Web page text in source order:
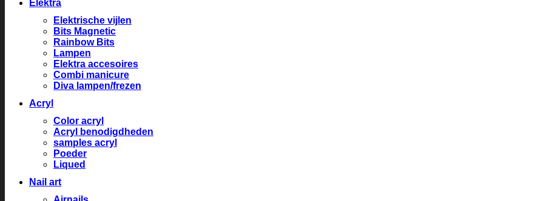
Elektra
Elektrische vijlen
Bits Magnetic
Rainbow Bits
Lampen
Elektra accesoires
Combi manicure
Diva lampen/frezen
Acryl
Color acryl
Acryl benodigdheden
samples acryl
Poeder
Liqued
Nail art